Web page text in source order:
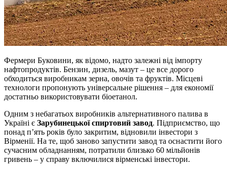
Фермери Буковини, як відомо, надто залежні від імпорту
нафтопродуктів. Бензин, дизель, мазут – це все дорого
обходиться виробникам зерна, овочів та фруктів. Місцеві
технологи пропонують універсальне рішення – для економії
достатньо використовувати біоетанол.
Одним з небагатьох виробників альтернативного палива в
Україні є Зарубинецької спиртовий завод. Підприємство, що
понад п’ять років було закритим, відновили інвестори з
Вірменії. На те, щоб заново запустити завод та оснастити його
сучасним обладнанням, потратили близько 60 мільйонів
гривень – у справу включилися вірменські інвестори.